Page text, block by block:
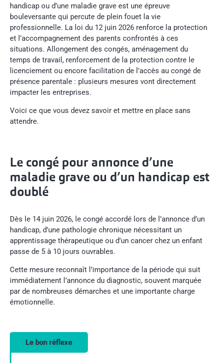
handicap ou d’une maladie grave est une épreuve
bouleversante qui percute de plein fouet la vie
professionnelle. La loi du 12 juin 2026 renforce la protection
et l’accompagnement des parents confrontés à ces
situations. Allongement des congés, aménagement du
temps de travail, renforcement de la protection contre le
licenciement ou encore facilitation de l’accès au congé de
présence parentale : plusieurs mesures vont directement
impacter les entreprises.
Voici ce que vous devez savoir et mettre en place sans
attendre.
Le congé pour annonce d’une
maladie grave ou d’un handicap est
doublé
Dès le 14 juin 2026, le congé accordé lors de l’annonce d’un
handicap, d’une pathologie chronique nécessitant un
apprentissage thérapeutique ou d’un cancer chez un enfant
passe de 5 à 10 jours ouvrables.
Cette mesure reconnaît l’importance de la période qui suit
immédiatement l’annonce du diagnostic, souvent marquée
par de nombreuses démarches et une importante charge
émotionnelle.
Le bon réflexe